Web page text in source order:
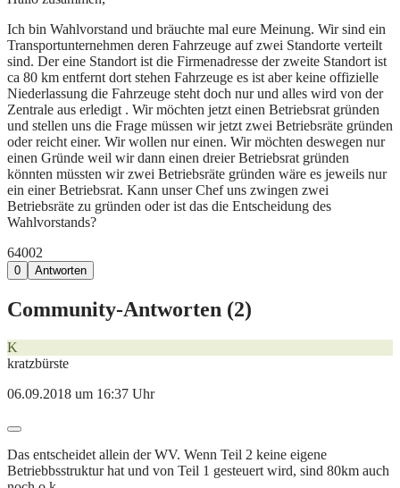
Ich bin Wahlvorstand und bräuchte mal eure Meinung. Wir sind ein
Transportunternehmen deren Fahrzeuge auf zwei Standorte verteilt
sind. Der eine Standort ist die Firmenadresse der zweite Standort ist
ca 80 km entfernt dort stehen Fahrzeuge es ist aber keine offizielle
Niederlassung die Fahrzeuge steht doch nur und alles wird von der
Zentrale aus erledigt . Wir möchten jetzt einen Betriebsrat gründen
und stellen uns die Frage müssen wir jetzt zwei Betriebsräte gründen
oder reicht einer. Wir wollen nur einen. Wir möchten deswegen nur
einen Gründe weil wir dann einen dreier Betriebsrat gründen
könnten müssten wir zwei Betriebsräte gründen wäre es jeweils nur
ein einer Betriebsrat. Kann unser Chef uns zwingen zwei
Betriebsräte zu gründen oder ist das die Entscheidung des
Wahlvorstands?
64002
0 Antworten
Community-Antworten (2)
K
kratzbürste
06.09.2018 um 16:37 Uhr
Das entscheidet allein der WV. Wenn Teil 2 keine eigene
Betriebbsstruktur hat und von Teil 1 gesteuert wird, sind 80km auch